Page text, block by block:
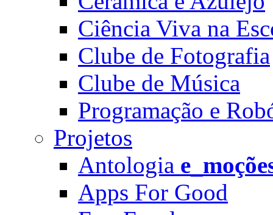
Ciência Viva na
Clube de Fotografia
Clube de Música
Programação e
Projetos
Antologia
Apps For Good